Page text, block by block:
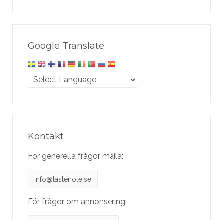
Google Translate
Kontakt
För generella frågor maila:
info@tastenote.se
För frågor om annonsering: